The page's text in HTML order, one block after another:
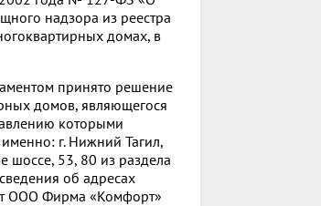
надзора из реестра
домах, в
принято решение
домов, являющегося
которыми
именно: г. Нижний Тагил,
шоссе, 53, 80 из раздела
об адресах
ООО Фирма «Комфорт»